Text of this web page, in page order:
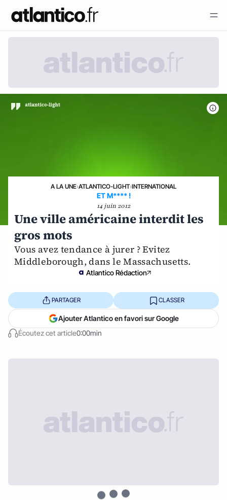
A LA UNE›ATLANTICO-LIGHT›INTERNATIONAL
ET M**** !
14 juin 2012
Une ville américaine interdit les
gros mots
Vous avez tendance à jurer ? Evitez
Middleborough, dans le Massachusetts.
Atlantico Rédaction
Écoutez cet article0:00min
PARTAGER CLASSER
Ajouter Atlantico en favori sur Google